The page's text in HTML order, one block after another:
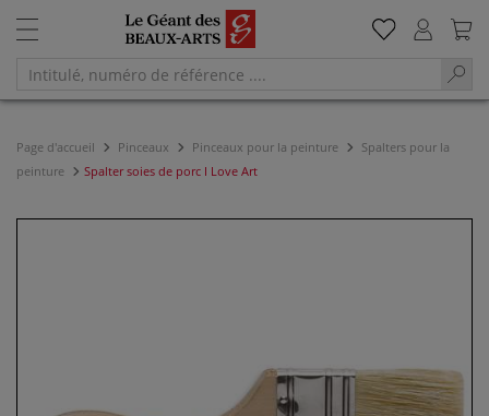
Page d'accueil Pinceaux Pinceaux pour la peinture
Spalters pour la
peinture
Spalter soies de porc I Love Art